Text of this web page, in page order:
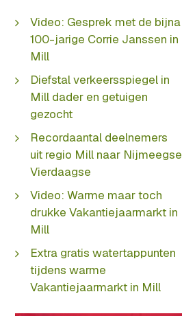
Video: Gesprek met de bijna
100-jarige Corrie Janssen in
Mill
Diefstal verkeersspiegel in
Mill dader en getuigen
gezocht
Recordaantal deelnemers
uit regio Mill naar Nijmeegse
Vierdaagse
Video: Warme maar toch
drukke Vakantiejaarmarkt in
Mill
Extra gratis watertappunten
tijdens warme
Vakantiejaarmarkt in Mill